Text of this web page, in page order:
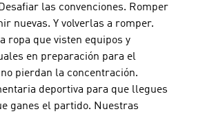
las convenciones. Romper
nuevas. Y volverlas a romper.
ropa que visten equipos y
en preparación para el
pierdan la concentración.
deportiva para que llegues
ganes el partido. Nuestras